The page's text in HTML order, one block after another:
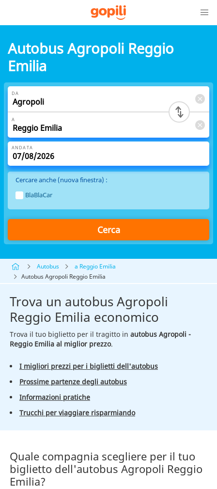
Autobus Agropoli Reggio
Emilia
DA
A
ANDATA
Cercare anche (nuova finestra) :
BlaBlaCar
Cerca
Autobus
a Reggio Emilia
Autobus Agropoli Reggio Emilia
Trova un autobus Agropoli
Reggio Emilia economico
Trova il tuo biglietto per il tragitto in autobus Agropoli -
Reggio Emilia al miglior prezzo.
I migliori prezzi per i biglietti dell'autobus
Prossime partenze degli autobus
Informazioni pratiche
Trucchi per viaggiare risparmiando
Quale compagnia scegliere per il tuo
biglietto dell'autobus Agropoli Reggio
Emilia?